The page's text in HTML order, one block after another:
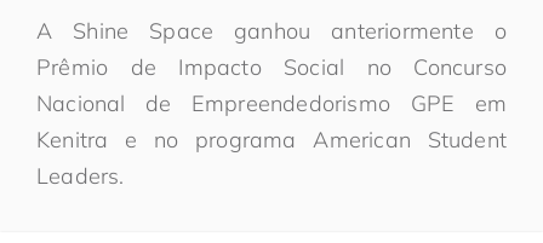
A Shine Space ganhou anteriormente o
Prêmio de Impacto Social no Concurso
Nacional de Empreendedorismo GPE em
Kenitra e no programa American Student
Leaders.